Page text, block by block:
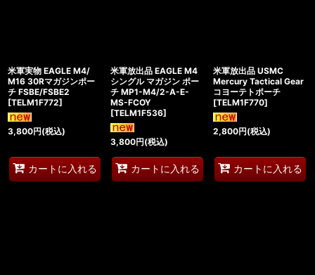
米軍実物 EAGLE M4/
M16 30Rマガジンポー
チ FSBE/FSBE2
[TELM1F772]
3,800円(税込)
カートに入れる
米軍放出品 EAGLE M4
シングル マガジン ポー
チ MP1-M4/2-A-E-
MS-FCOY
[TELM1F536]
3,800円(税込)
カートに入れる
米軍放出品 USMC
Mercury Tactical Gear
コヨーテトポーチ
[TELM1F770]
2,800円(税込)
カートに入れる